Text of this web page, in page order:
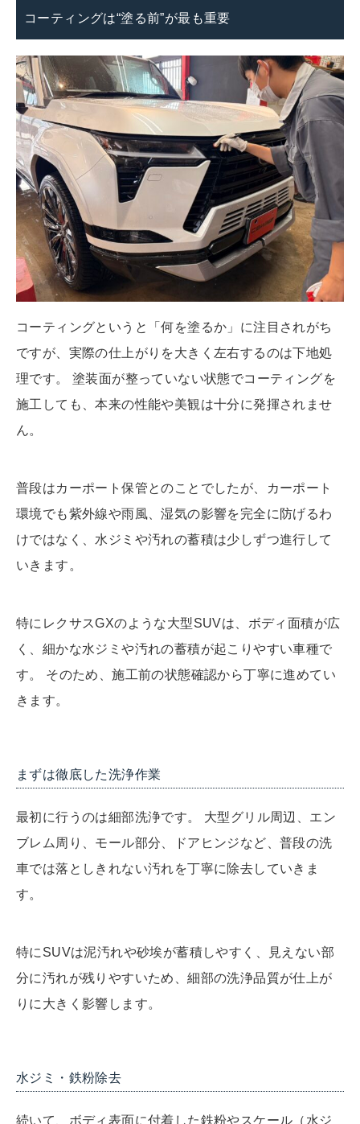
コーティングは“塗る前”が最も重要
コーティングというと「何を塗るか」に注目されがち
ですが、実際の仕上がりを大きく左右するのは下地処
理です。 塗装面が整っていない状態でコーティングを
施工しても、本来の性能や美観は十分に発揮されませ
ん。
普段はカーポート保管とのことでしたが、カーポート
環境でも紫外線や雨風、湿気の影響を完全に防げるわ
けではなく、水ジミや汚れの蓄積は少しずつ進行して
いきます。
特にレクサスGXのような大型SUVは、ボディ面積が広
く、細かな水ジミや汚れの蓄積が起こりやすい車種で
す。 そのため、施工前の状態確認から丁寧に進めてい
きます。
まずは徹底した洗浄作業
最初に行うのは細部洗浄です。 大型グリル周辺、エン
ブレム周り、モール部分、ドアヒンジなど、普段の洗
車では落としきれない汚れを丁寧に除去していきま
す。
特にSUVは泥汚れや砂埃が蓄積しやすく、見えない部
分に汚れが残りやすいため、細部の洗浄品質が仕上が
りに大きく影響します。
水ジミ・鉄粉除去
続いて、ボディ表面に付着した鉄粉やスケール（水ジ